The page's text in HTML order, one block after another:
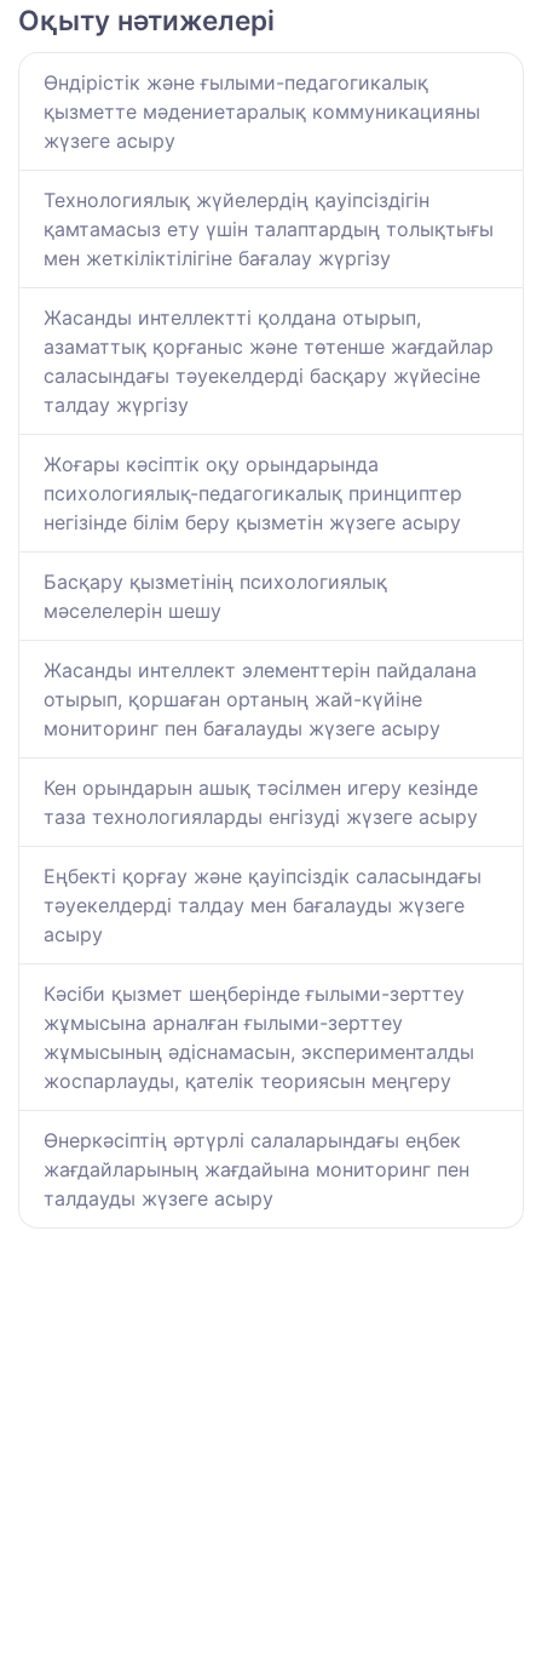
Оқыту нәтижелері
Өндірістік және ғылыми-педагогикалық
қызметте мәдениетаралық коммуникацияны
жүзеге асыру
Технологиялық жүйелердің қауіпсіздігін
қамтамасыз ету үшін талаптардың толықтығы
мен жеткіліктілігіне бағалау жүргізу
Жасанды интеллектті қолдана отырып,
азаматтық қорғаныс және төтенше жағдайлар
саласындағы тәуекелдерді басқару жүйесіне
талдау жүргізу
Жоғары кәсіптік оқу орындарында
психологиялық-педагогикалық принциптер
негізінде білім беру қызметін жүзеге асыру
Басқару қызметінің психологиялық
мәселелерін шешу
Жасанды интеллект элементтерін пайдалана
отырып, қоршаған ортаның жай-күйіне
мониторинг пен бағалауды жүзеге асыру
Кен орындарын ашық тәсілмен игеру кезінде
таза технологияларды енгізуді жүзеге асыру
Еңбекті қорғау және қауіпсіздік саласындағы
тәуекелдерді талдау мен бағалауды жүзеге
асыру
Кəсіби қызмет шеңберінде ғылыми-зерттеу
жұмысына арналған ғылыми-зерттеу
жұмысының әдіснамасын, эксперименталды
жоспарлауды, қателік теориясын меңгеру
Өнеркәсіптің әртүрлі салаларындағы еңбек
жағдайларының жағдайына мониторинг пен
талдауды жүзеге асыру